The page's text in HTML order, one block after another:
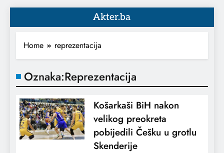
Akter.ba
Home reprezentacija
Oznaka:Reprezentacija
Košarkaši BiH nakon
velikog preokreta
pobijedili Češku u grotlu
Skenderije